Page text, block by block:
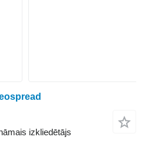
izkliedētājs